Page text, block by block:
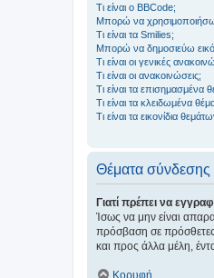
Τι είναι ο BBCode;
Μπορώ να
Τι είναι τα Smilies;
Μπορώ να δημοσιεύω
Τι είναι οι γενικές
Τι είναι οι ανακοινώσεις;
Τι είναι τα επισημασμένα
Τι είναι τα κλειδωμένα
Τι είναι τα εικονίδια
Θέματα σύνδεσης
Γιατί πρέπει να
Ίσως να μην είναι
πρόσβαση σε
και προς άλλα μέλη,
Κορυφή